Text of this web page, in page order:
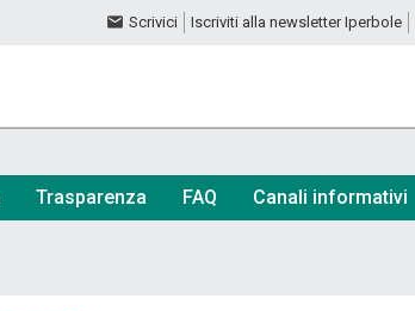
Scrivici Iscriviti alla newsletter Iperbole
Trasparenza FAQ Canali informativi